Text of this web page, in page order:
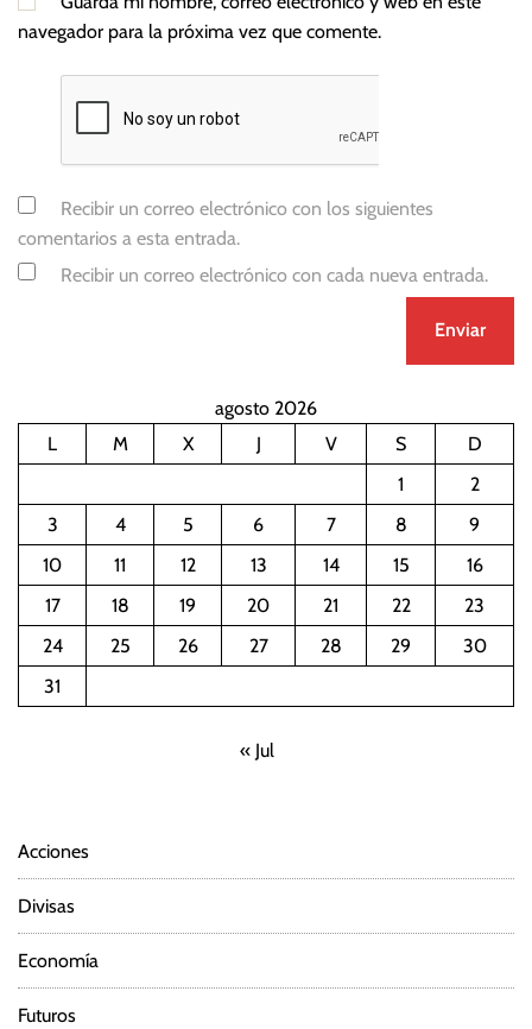
navegador para la próxima vez que comente.
Recibir un correo electrónico con los siguientes
comentarios a esta entrada.
Recibir un correo electrónico con cada nueva entrada.
agosto 2026
L
M X J V S
D
1
2
3
4 5 6 7 8
9
10
11 12 13 14 15
16
17
18 19 20 21 22
23
24
25 26 27 28 29
30
31
« Jul
Acciones
Divisas
Economía
Futuros